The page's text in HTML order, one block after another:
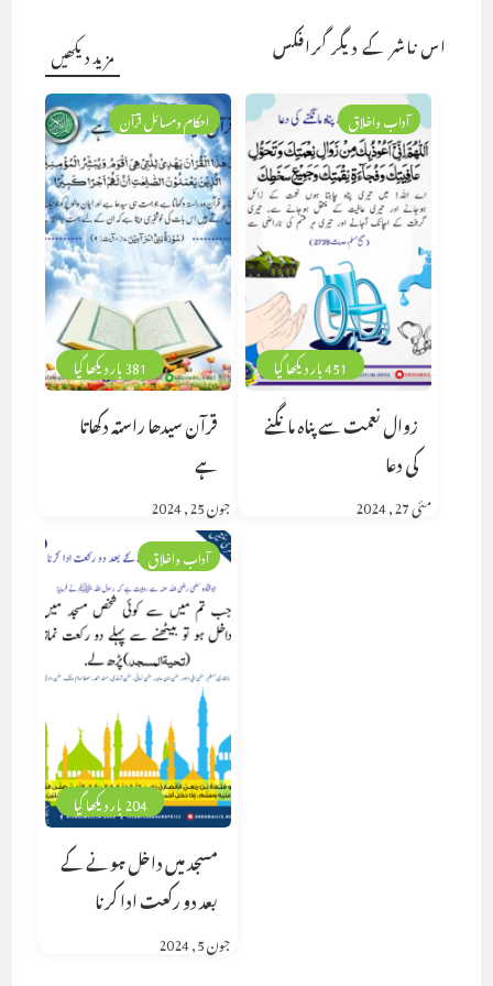
اس ناشر کے دیگر گرافکس مزید دیکھیں
381 بار دیکھا گیا
احکام ومسائل قرآن
قرآن سیدھا راستہ دکھاتا
ہے
جون 25, 2024
451 بار دیکھا گیا
آداب واخلاق
زوال نعمت سے پناہ مانگنے
کی دعا
مئی 27, 2024
204 بار دیکھا گیا
آداب واخلاق
مسجد میں داخل ہونے کے
بعد دو رکعت ادا کرنا
جون 5, 2024